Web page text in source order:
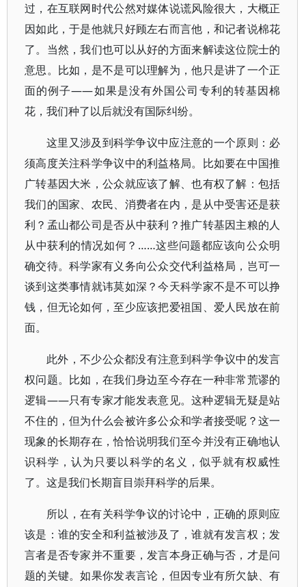
过，在互联网时代公然对媒体说谎风险很大，大概正
因如此，于是他就只好顾左右而言他，和记者说棉花
了。当然，我们也可以从好的方面来解读这位院士的
意思。比如，是不是可以理解为，他只是讲了一个正
面的例子——如果是没有外国公司专利的转基因棉
花，我们种了以后就没有国际纠纷。
这里又涉及到科学争议中应注意的一个原则：必
须高度关注科学争议中的利益格局。比如要在中国推
广转基因大米，公众就应该了解、也有权了解：包括
我们的国家、农民、消费者在内，是从中受害还是获
利？孟山都公司是否从中获利？推广转基因主粮的人
从中获利的情况如何？……这些问题都应该向公众明
确交待。科学家有义务向公众交代利益格局，岂可一
谈到这类事情就讳莫如深？今天科学家不是不可以挣
钱，但无论如何，至少应该把爱祖国、爱人民放在前
面。
此外，不少公众都没有注意到科学争议中的发言
权问题。比如，在我们身边至今存在一种非常荒谬的
逻辑——只有专家才能发表意见。这种逻辑无疑是站
不住的，但为什么会被许多公众和学者接受呢？这一
现象的长期存在，恰恰说明我们至今并没有正确地认
识科学，认为只要以科学的名义，似乎就有权威性
了。这是我们长期盲目崇拜科学的后果。
所以，在有关科学争议的讨论中，正确的原则应
该是：谁的安全和利益被涉及了，谁就有发言权；发
言者是否专家并不重要，发言本身正确与否，才是问
题的关键。如果你发表言论，但因专业有所欠缺、有